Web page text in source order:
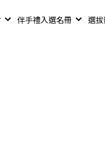
伴手禮入選名冊
100-110 年度名
選